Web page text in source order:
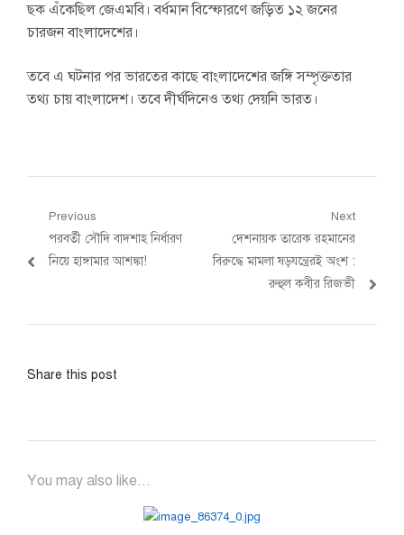
ছক এঁকেছিল জেএমবি। বর্ধমান বিস্ফোরণে জড়িত ১২ জনের
চারজন বাংলাদেশের।
তবে এ ঘটনার পর ভারতের কাছে বাংলাদেশের জঙ্গি সম্পৃক্ততার
তথ্য চায় বাংলাদেশ। তবে দীর্ঘদিনেও তথ্য দেয়নি ভারত।
Post
navigation
Previous
Previous
post:
পরবর্তী সৌদি বাদশাহ নির্ধারণ
নিয়ে হাঙ্গামার আশঙ্কা!
Next
Next
post:
দেশনায়ক তারেক রহমানের
বিরুদ্ধে মামলা ষড়যন্ত্রেরই অংশ :
রুহুল কবীর রিজভী
Share this post
You may also like...